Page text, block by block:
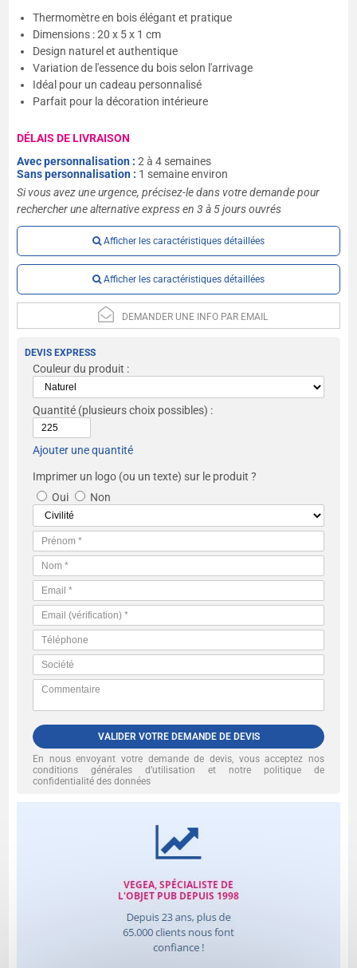
Thermomètre en bois élégant et pratique
Dimensions : 20 x 5 x 1 cm
Design naturel et authentique
Variation de l'essence du bois selon l'arrivage
Idéal pour un cadeau personnalisé
Parfait pour la décoration intérieure
DÉLAIS DE LIVRAISON
Avec personnalisation :2 à 4 semaines
Sans personnalisation : 1 semaine environ
Si vous avez une urgence, précisez-le dans votre demande pour
rechercher une alternative express en 3 à 5 jours ouvrés
Afficher les caractéristiques détaillées
Afficher les caractéristiques détaillées
DEMANDER UNE INFO PAR EMAIL
DEVIS EXPRESS
Couleur du produit :
Quantité (plusieurs choix possibles) :
Ajouter une quantité
Imprimer un logo (ou un texte) sur le produit ?
Oui
Non
VALIDER VOTRE DEMANDE DE DEVIS
En nous envoyant votre demande de devis, vous acceptez nos
conditions générales d’utilisation et notre politique de
confidentialité des données